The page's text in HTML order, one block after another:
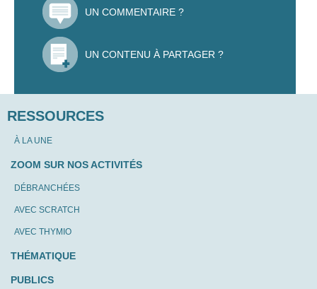
UN COMMENTAIRE ?
UN CONTENU À PARTAGER ?
RESSOURCES
À LA UNE
ZOOM SUR NOS ACTIVITÉS
DÉBRANCHÉES
AVEC SCRATCH
AVEC THYMIO
THÉMATIQUE
PUBLICS